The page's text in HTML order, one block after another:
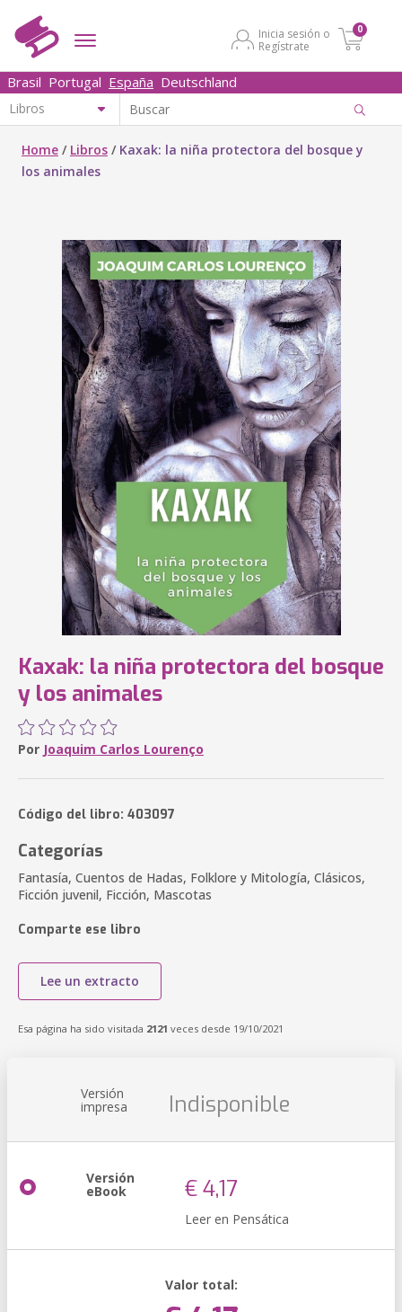
Inicia sesión o
Regístrate
0
Brasil Portugal España Deutschland
Home / Libros / Kaxak: la niña protectora del bosque y
los animales
Kaxak: la niña protectora del bosque
y los animales
Por Joaquim Carlos Lourenço
Código del libro: 403097
Categorías
Fantasía, Cuentos de Hadas, Folklore y Mitología, Clásicos,
Ficción juvenil, Ficción, Mascotas
Comparte ese libro
Lee un extracto
Esa página ha sido visitada 2121 veces desde 19/10/2021
Versión
impresa Indisponible
Versión
eBook € 4,17
Leer en Pensática
Valor total: